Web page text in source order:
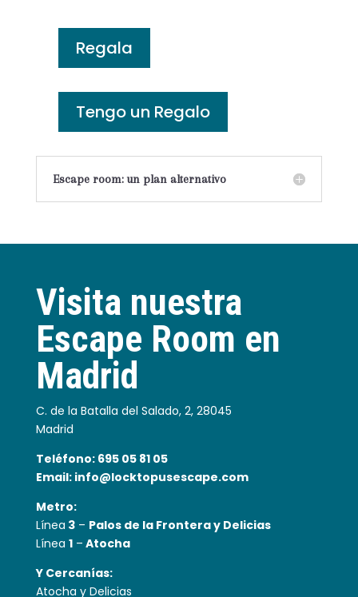
Regala
Tengo un Regalo
Escape room: un plan alternativo
Visita nuestra
Escape Room en
Madrid
C. de la Batalla del Salado, 2, 28045
Madrid
Teléfono: 695 05 81 05
Email: info@locktopusescape.com
Metro:
Línea 3– Palos de la Fronteray Delicias
Línea 1– Atocha
Y Cercanías:
Atocha y Delicias